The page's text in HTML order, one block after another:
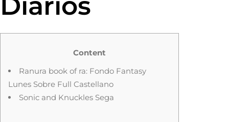
Content
Ranura book of ra: Fondo Fantasy
Lunes Sobre Full Castellano
Sonic and Knuckles Sega